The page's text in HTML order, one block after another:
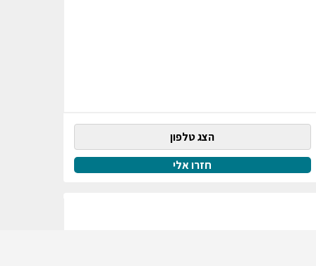
הצג טלפון
חזרו אלי